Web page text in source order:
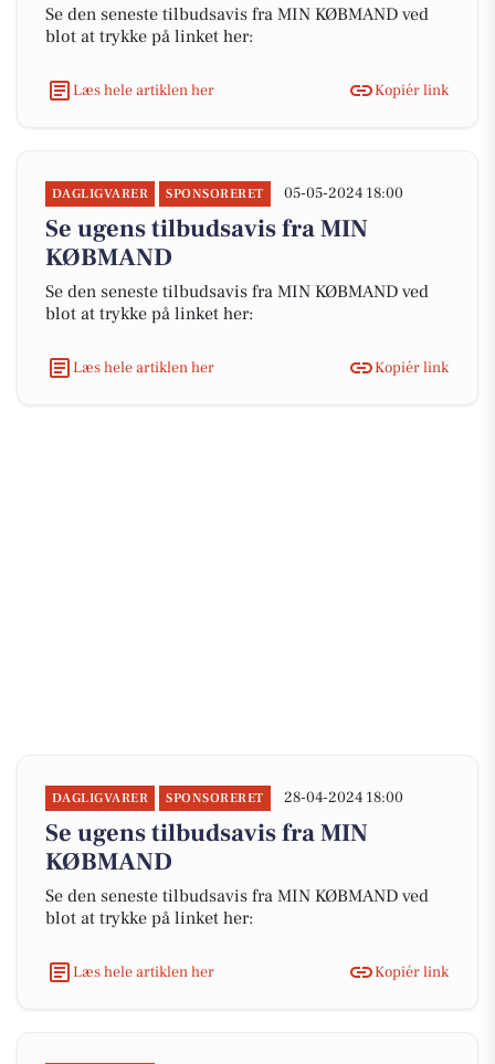
Se den seneste tilbudsavis fra MIN KØBMAND ved
blot at trykke på linket her:
Læs hele artiklen her Kopiér link
DAGLIGVARER SPONSORERET 05-05-2024 18:00
Se ugens tilbudsavis fra MIN
KØBMAND
Se den seneste tilbudsavis fra MIN KØBMAND ved
blot at trykke på linket her:
Læs hele artiklen her Kopiér link
DAGLIGVARER SPONSORERET 28-04-2024 18:00
Se ugens tilbudsavis fra MIN
KØBMAND
Se den seneste tilbudsavis fra MIN KØBMAND ved
blot at trykke på linket her:
Læs hele artiklen her Kopiér link